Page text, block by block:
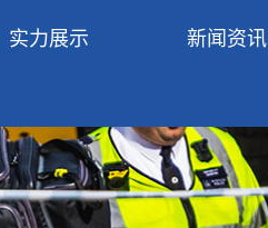
实力展示 新闻资讯